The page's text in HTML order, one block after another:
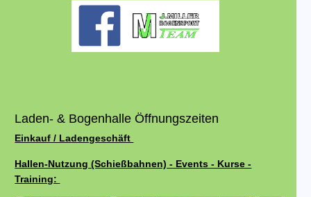
Laden- & Bogenhalle Öffnungszeiten
Einkauf / Ladengeschäft
Hallen-Nutzung (Schießbahnen) - Events - Kurse -
Training: